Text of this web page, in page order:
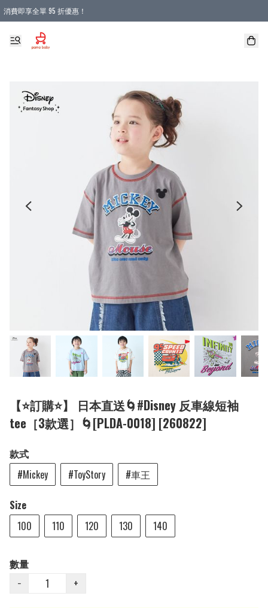
消費即享全單 95 折優惠！
購物滿 HKD 900.00即享免運費優惠！（適用於 本地送貨、本地取貨 )
【⭐訂購⭐】 日本直送🌀#Disney 反車線短袖
tee［3款選］🌀[PLDA-0018] [260822]
款式
#Mickey
#ToyStory #車王
Size
100
110 120 130 140
數量
−
+